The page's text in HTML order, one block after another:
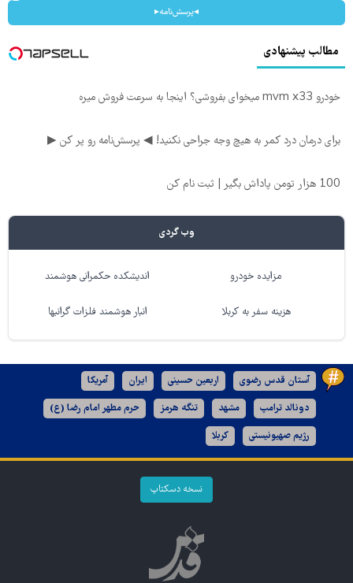
◂پرسش‌نامه▸
مطالب پیشنهادی
خودرو mvm x33 میخوای بفروشی؟ اینجا به سرعت فروش میره
برای درمان درد کمر به هیچ وجه جراحی نکنید! ◀ پرسش‌نامه رو پر کن ▶
100 هزار تومن پاداش بگیر | ثبت نام کن
وب گردی
مزایده خودرو اندیشکده حکمرانی هوشمند
هزینه سفر به کربلا انبار هوشمند فلزات گرانبها
آستان قدس رضوی اربعین حسینی ایران آمریکا
دونالد ترامپ مشهد تنگه هرمز حرم مطهر امام رضا (ع)
رژیم صهیونیستی کربلا
نسخه دسکتاپ